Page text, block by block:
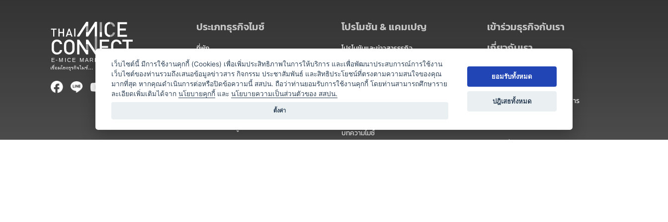
ประเภทธุรกิจไมซ์
ที่พัก
สถานที่จัดงาน
ท่องเที่ยว / นำเที่ยว
ออแกไนเซอร์
บริการสำหรับผู้จัดงาน
โปรโมชัน & แคมเปญ
โปรโมชันและข่าวสารธุรกิจ
แพ็กเกจ
แคมเปญ
บทความไมซ์
เข้าร่วมธุรกิจกับเรา
เกี่ยวกับเรา
เกี่ยวกับ Thai MICE Connect
นโยบายความเป็นส่วนตัว
ข้อตกลง และเงื่อนไขการใช้บริการ
เว็บไซต์นี้ มีการใช้งานคุกกี้ (Cookies) เพื่อเพิ่มประสิทธิภาพในการให้บริการ และเพื่อพัฒนาประสบการณ์การใช้งาน
เว็บไซต์ของท่านรวมถึงเสนอข้อมูลข่าวสาร กิจกรรม ประชาสัมพันธ์ และสิทธิประโยชน์ที่ตรงตามความสนใจของคุณ
มากที่สุด หากคุณดำเนินการต่อหรือปิดข้อความนี้ สสปน. ถือว่าท่านยอมรับการใช้งานคุกกี้ โดยท่านสามารถศึกษาราย
ละเอียดเพิ่มเติมได้จาก นโยบายคุกกี้ และ นโยบายความเป็นส่วนตัวของ สสปน.
ตั้งค่า
ยอมรับทั้งหมด
ปฎิเสธทั้งหมด